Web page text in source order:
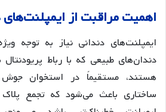
اهمیتمراقبت از ایمپلنتهای
ایمپلنت‌های دندانی نیاز به توجه
دندان‌های طبیعی که با رباط
هستند، مستقیماً در استخوان
ساختاری باعث می‌شود که تجمع